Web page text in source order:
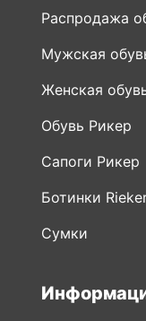
Распродажа
Мужская
Женская
Обувь Рикер
Сапоги Рикер
Ботинки
Сумки